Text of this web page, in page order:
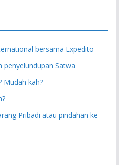
bersama Expedito
penyelundupan Satwa
Mudah kah?
Pribadi atau pindahan ke